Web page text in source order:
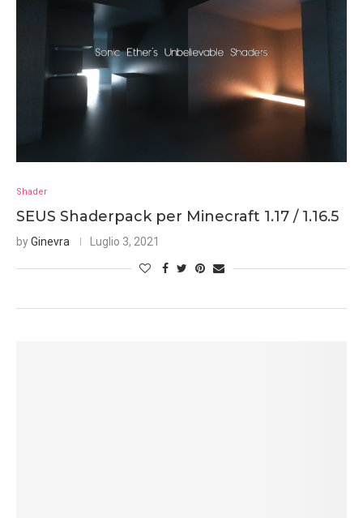
Shader
SEUS Shaderpack per Minecraft 1.17 / 1.16.5
byGinevra Luglio 3, 2021